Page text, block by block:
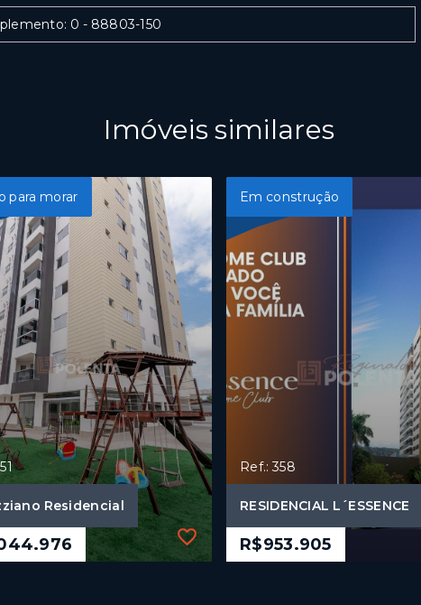
0 - 88803-150
Imóveis similares
para morar
Residencial
Em construção
Ref.: 358
RESIDENCIAL L´ESSENCE
R$953.905